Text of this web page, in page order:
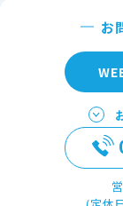
お